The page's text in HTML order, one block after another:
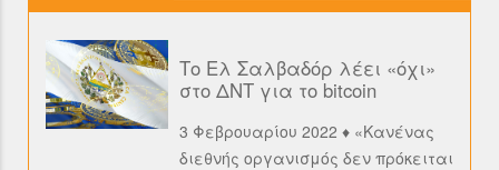
Το Ελ Σαλβαδόρ λέει «όχι»
στο ΔΝΤ για το bitcoin
3 Φεβρουαρίου 2022 ♦ «Κανένας
διεθνής οργανισμός δεν πρόκειται